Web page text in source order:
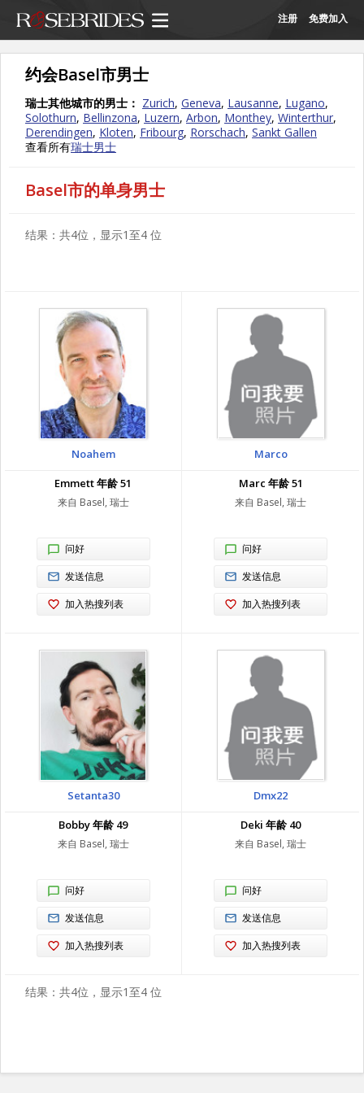
注册 免费加入
约会Basel市男士
瑞士其他城市的男士： Zurich, Geneva, Lausanne, Lugano,
Solothurn, Bellinzona, Luzern, Arbon, Monthey, Winterthur,
Derendingen, Kloten, Fribourg, Rorschach, Sankt Gallen
查看所有瑞士男士
Basel市的单身男士
结果：共4位，显示1至4 位
Noahem
Emmett 年龄 51
来自 Basel, 瑞士
问好
发送信息
加入热搜列表
Marco
Marc 年龄 51
来自 Basel, 瑞士
问好
发送信息
加入热搜列表
Setanta30
Bobby 年龄 49
来自 Basel, 瑞士
问好
发送信息
加入热搜列表
Dmx22
Deki 年龄 40
来自 Basel, 瑞士
问好
发送信息
加入热搜列表
结果：共4位，显示1至4 位